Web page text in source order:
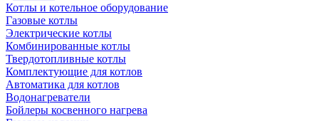
Котлы и котельное оборудование
Газовые котлы
Электрические котлы
Комбинированные котлы
Твердотопливные котлы
Комплектующие для котлов
Автоматика для котлов
Водонагреватели
Бойлеры косвенного нагрева